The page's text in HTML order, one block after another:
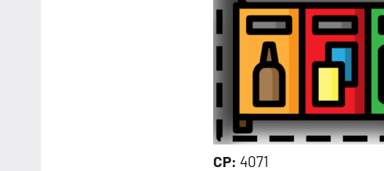
CP: 4071